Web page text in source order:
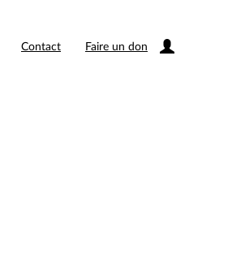
Contact Faire un don